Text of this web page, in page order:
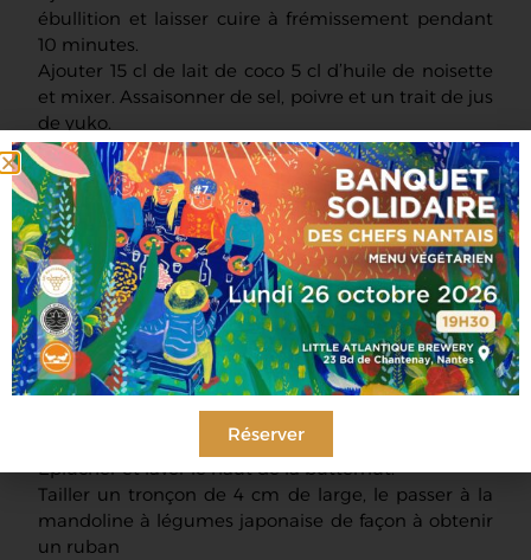
ébullition et laisser cuire à frémissement pendant
10 minutes.
Ajouter 15 cl de lait de coco 5 cl d’huile de noisette
et mixer. Assaisonner de sel, poivre et un trait de jus
de yuko.
Réserver le jus d’une part et les noisettes toastées
d’autre part.
Purée de panais
Éplucher et tailler 2 panais en gros tronçons.
Les cuire dans une eau bouillante salée, jusqu’à ce
que l’on puisse entrer une pointe de couteau
facilement dedans.
Égoutter les panais et mixer les avec un ristretto et
un trait d’huile de sésame toasté. Assaisonner avec
sel poivre du moulin et un trait de vinaigre de riz.
Eplucher et laver le haut de la butternut.
Tailler un tronçon de 4 cm de large, le passer à la
mandoline à légumes japonaise de façon à obtenir
un ruban
Réserver